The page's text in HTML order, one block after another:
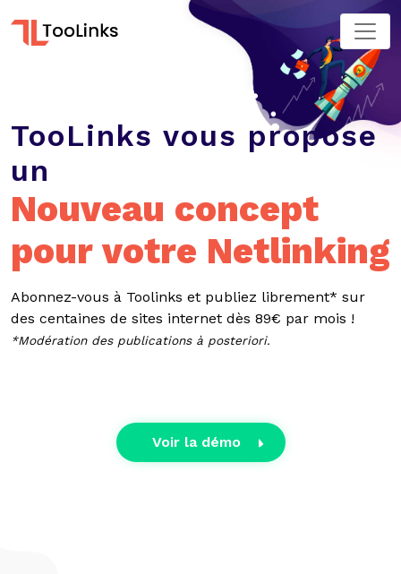
TooLinks vous propose
un
Nouveau concept
pour votre Netlinking
Abonnez-vous à Toolinks et publiez librement* sur
des centaines de sites internet dès 89€ par mois !
*Modération des publications à posteriori.
Voir la démo